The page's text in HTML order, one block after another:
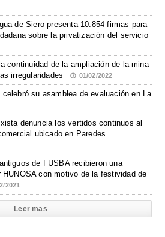
de Siero presenta 10.854 firmas para
sobre la privatización del servicio
continuidad de la ampliación de la mina
irregularidades
01/02/2022
su asamblea de evaluación en La
denuncia los vertidos continuos al
ubicado en Paredes
de FUSBA recibieron una
con motivo de la festividad de
2021
Leer mas